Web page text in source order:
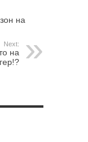
на
Next:
на